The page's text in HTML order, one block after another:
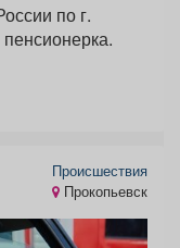
по г.
Происшествия
Прокопьевск